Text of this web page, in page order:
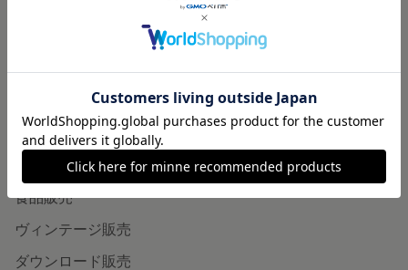
作品販売について
minneで売りたい
食品販売
ヴィンテージ販売
ダウンロード販売